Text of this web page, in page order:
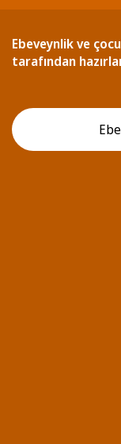
Ebeveynlik ve
tarafından